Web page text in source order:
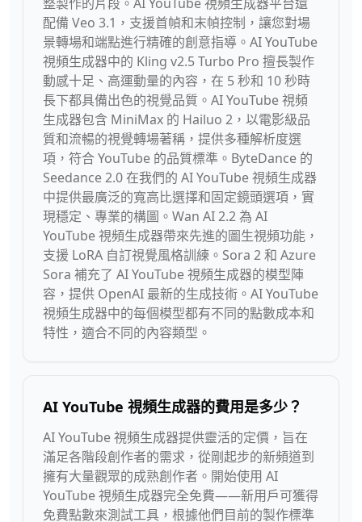
配備 Veo 3.1，支援首幀和末幀控制，讓您對場
景轉場和端點進行精確的創意指導。AI YouTube
視頻生成器中的 Kling v2.5 Turbo Pro 擅長製作
動感十足、高運動量的內容，在 5 秒和 10 秒時
長下都具備出色的視覺品質。AI YouTube 視頻
生成器包含 MiniMax 的 Hailuo 2，以電影級品
質和流暢的視覺轉場著稱，提供多種解析度選
項，符合 YouTube 的品質標準。ByteDance 的
Seedance 2.0 在我們的 AI YouTube 視頻生成器
中提供最廣泛的寬高比選擇和固定鏡頭選項，實
現穩定、專業的構圖。Wan AI 2.2 為 AI
YouTube 視頻生成器帶來先進的圖生視頻功能，
支援 LoRA 自訂視覺風格訓練。Sora 2 和 Azure
Sora 補充了 AI YouTube 視頻生成器的模型陣
容，提供 OpenAI 最新的生成技術。AI YouTube
視頻生成器中的每個模型都有不同的點數成本和
特性，適合不同的內容類型。
AI YouTube 視頻生成器的費用是多少？
AI YouTube 視頻生成器提供靈活的定價，旨在
滿足各階段創作者的需求，從剛起步的新頻道到
擁有大量觀眾的成熟創作者。開始使用 AI
YouTube 視頻生成器完全免費——新用戶可獲得
免費點數來測試工具，根據他們目前的製作標準